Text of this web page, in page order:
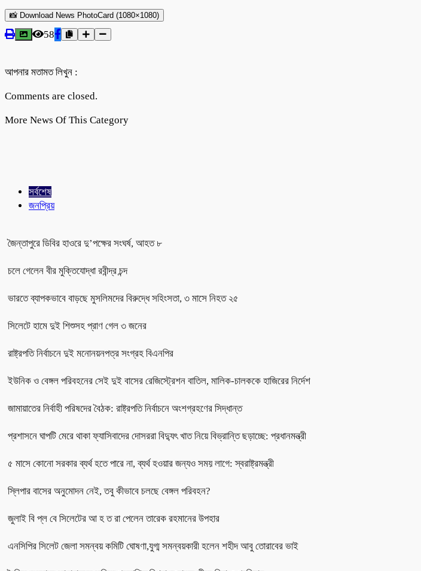
📸 Download News PhotoCard (1080×1080)
58
আপনার মতামত লিখুন :
Comments are closed.
More News Of This Category
সর্বশেষ
জনপ্রিয়
জৈন্তাপুরে ডিবির হাওরে দু’পক্ষের সংঘর্ষ, আহত ৮
চলে গেলেন বীর মুক্তিযোদ্ধা রবীন্দ্র চন্দ
ভারতে ব্যাপকভাবে বাড়ছে মুসলিমদের বিরুদ্ধে সহিংসতা, ৩ মাসে নিহত ২৫
সিলেটে হামে দুই শিশুসহ প্রাণ গেল ৩ জনের
রাষ্ট্রপতি নির্বাচনে দুই মনোনয়নপত্র সংগ্রহ বিএনপির
ইউনিক ও বেঙ্গল পরিবহনের সেই দুই বাসের রেজিস্ট্রেশন বাতিল, মালিক-চালককে হাজিরের নির্দেশ
জামায়াতের নির্বাহী পরিষদের বৈঠক: রাষ্ট্রপতি নির্বাচনে অংশগ্রহণের সিদ্ধান্ত
প্রশাসনে ঘাপটি মেরে থাকা ফ্যাসিবাদের দোসররা বিদ্যুৎ খাত নিয়ে বিভ্রান্তি ছড়াচ্ছে: প্রধানমন্ত্রী
৫ মাসে কোনো সরকার ব্যর্থ হতে পারে না, ব্যর্থ হওয়ার জন্যও সময় লাগে: স্বরাষ্ট্রমন্ত্রী
স্লিপার বাসের অনুমোদন নেই, তবু কীভাবে চলছে বেঙ্গল পরিবহন?
জুলাই বি প্ল বে সিলেটের আ হ ত রা পেলেন তারেক রহমানের উপহার
এনসিপির সিলেট জেলা সমন্বয় কমিটি ঘোষণা,যুগ্ম সমন্বয়কারী হলেন শহীদ আবু তোরাবের ভাই